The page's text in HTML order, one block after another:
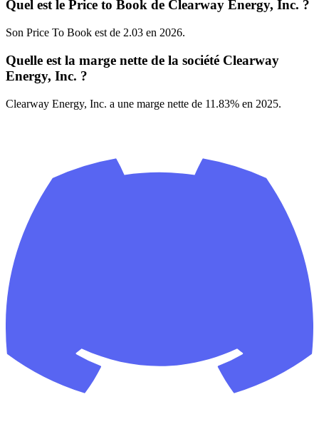
Quel est le Price to Book de Clearway Energy, Inc. ?
Son Price To Book est de 2.03 en 2026.
Quelle est la marge nette de la société Clearway
Energy, Inc. ?
Clearway Energy, Inc. a une marge nette de 11.83% en 2025.